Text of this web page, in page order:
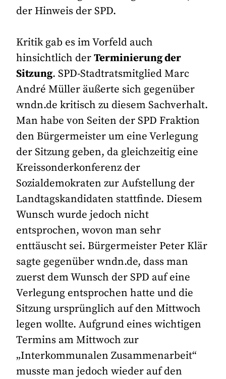
der Hinweis der SPD.
Kritik gab es im Vorfeld auch
hinsichtlich derTerminierung der
Sitzung. SPD-Stadtratsmitglied Marc
André Müller äußerte sich gegenüber
wndn.de kritisch zu diesem Sachverhalt.
Man habe von Seiten der SPD Fraktion
den Bürgermeister um eine Verlegung
der Sitzung geben, da gleichzeitig eine
Kreissonderkonferenz der
Sozialdemokraten zur Aufstellung der
Landtagskandidaten stattfinde. Diesem
Wunsch wurde jedoch nicht
entsprochen, wovon man sehr
enttäuscht sei. Bürgermeister Peter Klär
sagte gegenüber wndn.de, dass man
zuerst dem Wunsch der SPD auf eine
Verlegung entsprochen hatte und die
Sitzung ursprünglich auf den Mittwoch
legen wollte. Aufgrund eines wichtigen
Termins am Mittwoch zur
„Interkommunalen Zusammenarbeit“
musste man jedoch wieder auf den